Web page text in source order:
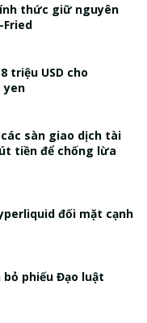
thức giữ nguyên
Fried
triệu USD cho
yen
các sàn giao dịch tài
tiền để chống lừa
đối mặt cạnh
phiếu Đạo luật